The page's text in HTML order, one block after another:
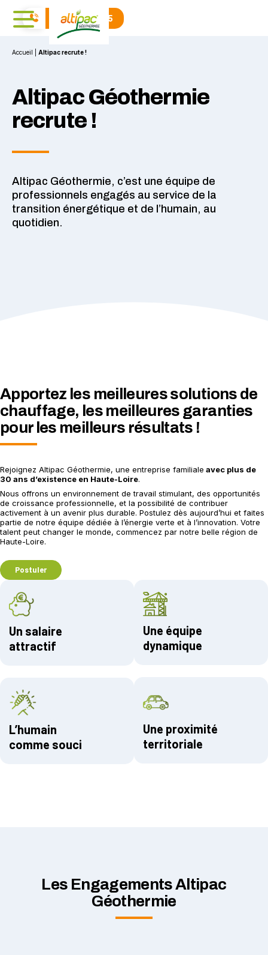
04 71 01 40 15
Accueil Altipac recrute !
Altipac Géothermie
recrute !
Altipac Géothermie, c’est une équipe de
professionnels engagés au service de la
transition énergétique et de l’humain, au
quotidien.
Apportez les meilleures solutions de
chauffage, les meilleures garanties
pour les meilleurs résultats !
Rejoignez Altipac Géothermie, une entreprise familiale avec plus de
30 ans d’existence en Haute-Loire.
Nous offrons un environnement de travail stimulant, des opportunités
de croissance professionnelle, et la possibilité de contribuer
activement à un avenir plus durable. Postulez dès aujourd’hui et faites
partie de notre équipe dédiée à l’énergie verte et à l’innovation. Votre
talent peut changer le monde, commencez par notre belle région de
Haute-Loire.
Postuler
Un salaire
attractif
L’humain
comme souci
Une équipe
dynamique
Une proximité
territoriale
Les Engagements Altipac
Géothermie